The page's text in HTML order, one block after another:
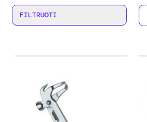
FILTRUOTI